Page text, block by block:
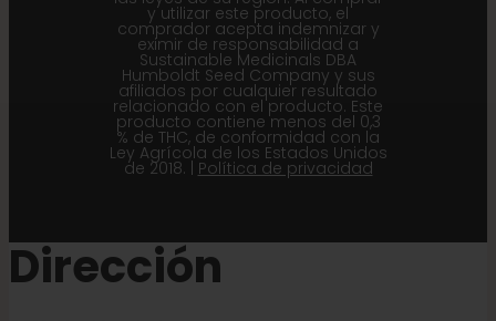
y utilizar este producto, el
comprador acepta indemnizar y
eximir de responsabilidad a
Sustainable Medicinals DBA
Humboldt Seed Company y sus
afiliados por cualquier resultado
relacionado con el producto. Este
producto contiene menos del 0,3
% de THC, de conformidad con la
Ley Agrícola de los Estados Unidos
de 2018. | Política de privacidad
Dirección